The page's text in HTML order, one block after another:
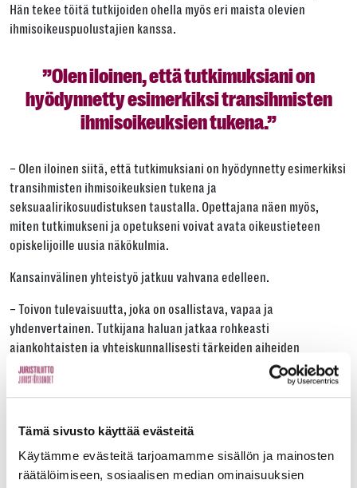
Tämä sivusto käyttää evästeitä
Käytämme evästeitä tarjoamamme sisällön ja mainosten
räätälöimiseen, sosiaalisen median ominaisuuksien
Hän tekee töitä tutkijoiden ohella myös eri maista olevien
ihmisoikeuspuolustajien kanssa.
”Olen iloinen, että tutkimuksiani on
hyödynnetty esimerkiksi transihmisten
ihmisoikeuksien tukena.”
– Olen iloinen siitä, että tutkimuksiani on hyödynnetty esimerkiksi
transihmisten ihmisoikeuksien tukena ja
seksuaalirikosuudistuksen taustalla. Opettajana näen myös,
miten tutkimukseni ja opetukseni voivat avata oikeustieteen
opiskelijoille uusia näkökulmia.
Kansainvälinen yhteistyö jatkuu vahvana edelleen.
– Toivon tulevaisuutta, joka on osallistava, vapaa ja
yhdenvertainen. Tutkijana haluan jatkaa rohkeasti
ajankohtaisten ja yhteiskunnallisesti tärkeiden aiheiden
tutkimista, Suomessa ja muualla, Alaattinoğlu kertoo.
Oikeudellinen mobilisaatio pyrkii
valtasuhteiden muokkaamiseen
Suomalaisen Tiedeakatemian Ilta tieteelle -puheenvuorossa 20.
lokakuuta 2025 Alaattinoğlu puhui oikeudellisesta